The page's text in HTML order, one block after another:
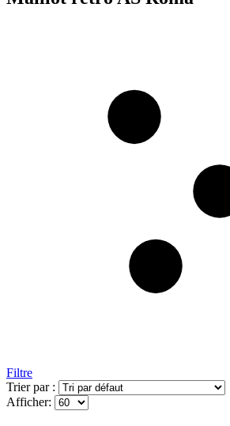
Filtre
Trier par :
Afficher: